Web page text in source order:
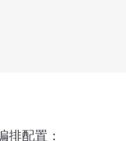
排配置：